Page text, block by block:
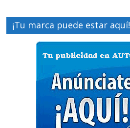
¡Tu marca puede estar aquí!